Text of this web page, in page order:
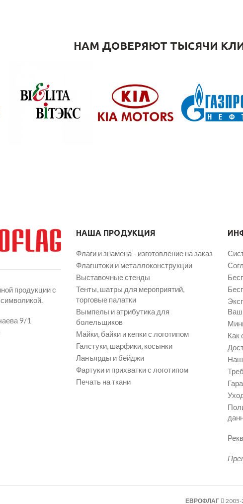
НАМ ДОВЕРЯЮТ ТЫСЯЧИ
продукции с
9/1
НАША ПРОДУКЦИЯ
Флаги и знамена - изготовление на заказ
Флагштоки и металлоконструкции
Выставочные стенды
Тенты, шатры для мероприятий,
торговые палатки
Вымпелы и атрибутика для
болельщиков
Майки, байки и кепки с логотипом
Галстуки, шарфики, косынки
Ланъярды и бейджи
Фартуки и прихватки с логотипом
Печать на ткани
Как
ЕВРОФЛАГ 2005-